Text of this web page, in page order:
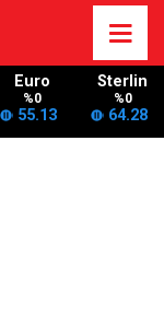
Euro
%0
55.13
Sterlin
%0
64.28